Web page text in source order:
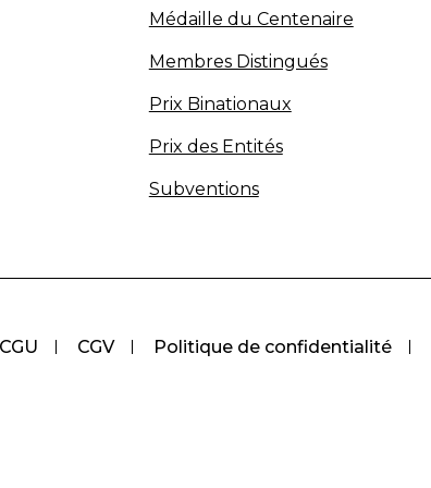
Médaille du Centenaire
Membres Distingués
Prix Binationaux
Prix des Entités
Subventions
CGV Politique de confidentialité